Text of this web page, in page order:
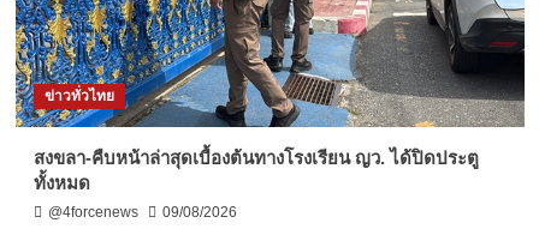
ข่าวทั่วไทย
สงขลา-คืบหน้าล่าสุดเบื้องต้นทางโรงเรียน ญว. ได้ปิดประตู
ทั้งหมด
@4forcenews 09/08/2026